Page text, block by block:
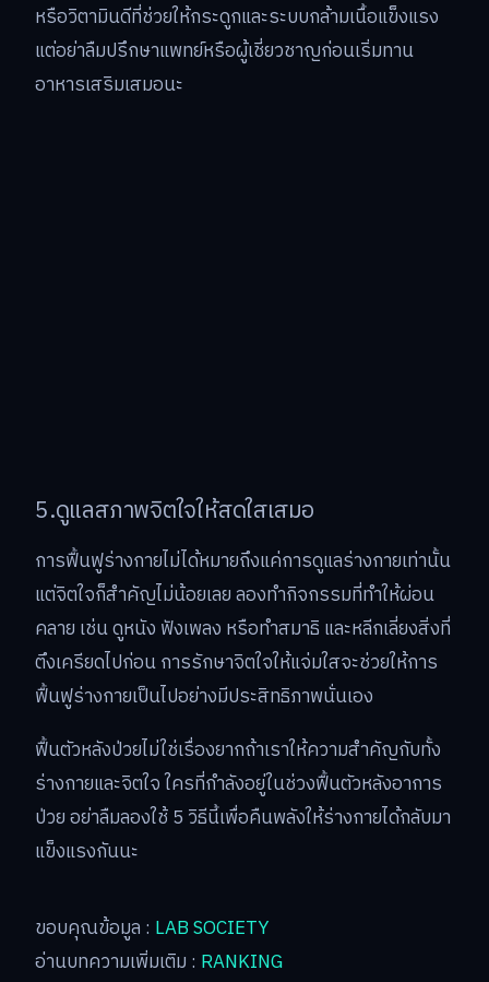
หรือวิตามินดีที่ช่วยให้กระดูกและระบบกล้ามเนื้อแข็งแรง
แต่อย่าลืมปรึกษาแพทย์หรือผู้เชี่ยวชาญก่อนเริ่มทาน
อาหารเสริมเสมอนะ
5.ดูแลสภาพจิตใจให้สดใสเสมอ
การฟื้นฟูร่างกายไม่ได้หมายถึงแค่การดูแลร่างกายเท่านั้น
แต่จิตใจก็สำคัญไม่น้อยเลย ลองทำกิจกรรมที่ทำให้ผ่อน
คลาย เช่น ดูหนัง ฟังเพลง หรือทำสมาธิ และหลีกเลี่ยงสิ่งที่
ตึงเครียดไปก่อน การรักษาจิตใจให้แจ่มใสจะช่วยให้การ
ฟื้นฟูร่างกายเป็นไปอย่างมีประสิทธิภาพนั่นเอง
ฟื้นตัวหลังป่วยไม่ใช่เรื่องยากถ้าเราให้ความสำคัญกับทั้ง
ร่างกายและจิตใจ ใครที่กำลังอยู่ในช่วงฟื้นตัวหลังอาการ
ป่วย อย่าลืมลองใช้ 5 วิธีนี้เพื่อคืนพลังให้ร่างกายได้กลับมา
แข็งแรงกันนะ
ขอบคุณข้อมูล : LAB SOCIETY
อ่านบทความเพิ่มเติม : RANKING